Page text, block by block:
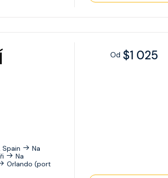
Spain
Na
Na
Orlando (port
Od $1 025